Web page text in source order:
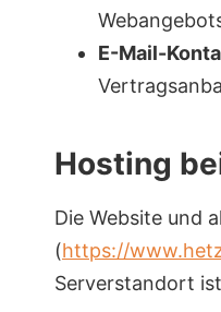
E-Mail-
Hosting
Die Website und
(https://
Serverstandort